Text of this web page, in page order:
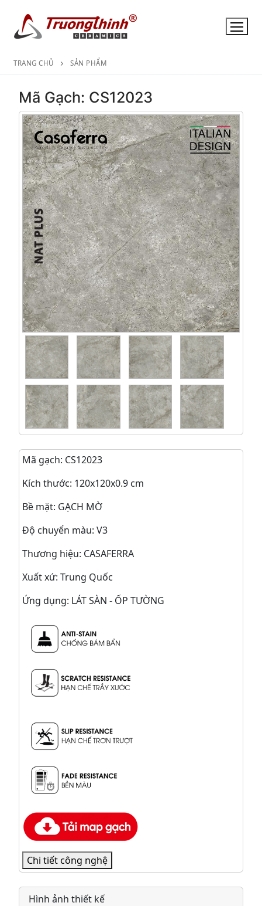
TRANG CHỦ SẢN PHẨM
Mã Gạch: CS12023
Mã gạch: CS12023
Kích thước: 120x120x0.9 cm
Bề mặt: GẠCH MỜ
Độ chuyển màu: V3
Thương hiệu: CASAFERRA
Xuất xứ: Trung Quốc
Ứng dụng: LÁT SÀN - ỐP TƯỜNG
Chi tiết công nghệ
Hình ảnh thiết kế